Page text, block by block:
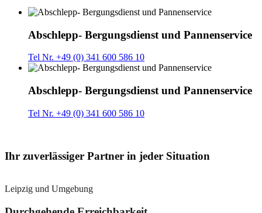
Abschlepp- Bergungsdienst und Pannenservice
Tel Nr. +49 (0) 341 600 586 10
Abschlepp- Bergungsdienst und Pannenservice
Tel Nr. +49 (0) 341 600 586 10
Ihr zuverlässiger Partner in jeder Situation
Leipzig und Umgebung